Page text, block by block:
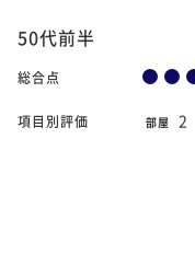
50代前半
総合点
項目別評価 部屋 2